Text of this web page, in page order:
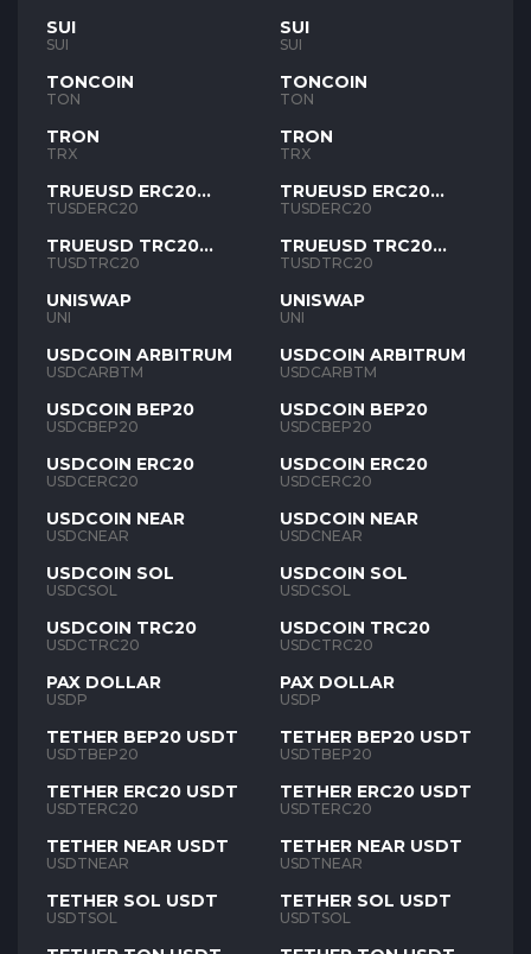
SUI
SUI
TONCOIN
TON
TRON
TRX
TRUEUSD ERC20
TUSD
TUSDERC20
TRUEUSD TRC20
TUSD
TUSDTRC20
UNISWAP
UNI
USDCOIN ARBITRUM
USDCARBTM
USDCOIN BEP20
USDCBEP20
USDCOIN ERC20
USDCERC20
USDCOIN NEAR
USDCNEAR
USDCOIN SOL
USDCSOL
USDCOIN TRC20
USDCTRC20
PAX DOLLAR
USDP
TETHER BEP20 USDT
USDTBEP20
TETHER ERC20 USDT
USDTERC20
TETHER NEAR USDT
USDTNEAR
TETHER SOL USDT
USDTSOL
SUI
SUI
TONCOIN
TON
TRON
TRX
TRUEUSD ERC20
TUSD
TUSDERC20
TRUEUSD TRC20
TUSD
TUSDTRC20
UNISWAP
UNI
USDCOIN ARBITRUM
USDCARBTM
USDCOIN BEP20
USDCBEP20
USDCOIN ERC20
USDCERC20
USDCOIN NEAR
USDCNEAR
USDCOIN SOL
USDCSOL
USDCOIN TRC20
USDCTRC20
PAX DOLLAR
USDP
TETHER BEP20 USDT
USDTBEP20
TETHER ERC20 USDT
USDTERC20
TETHER NEAR USDT
USDTNEAR
TETHER SOL USDT
USDTSOL